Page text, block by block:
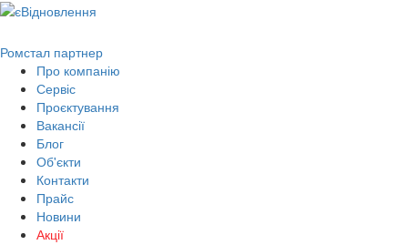
Ромстал партнер
Про компанію
Сервіс
Проєктування
Вакансії
Блог
Об'єкти
Контакти
Прайс
Новини
Акції